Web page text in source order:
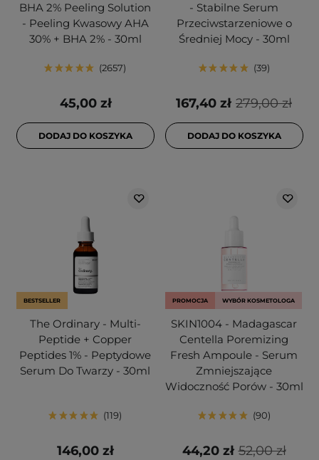
BHA 2% Peeling Solution
- Peeling Kwasowy AHA
30% + BHA 2% - 30ml
2657
45,00 zł
DODAJ DO KOSZYKA
- Stabilne Serum
Przeciwstarzeniowe o
Średniej Mocy - 30ml
39
279,00 zł
167,40 zł
DODAJ DO KOSZYKA
BESTSELLER
The Ordinary - Multi-
Peptide + Copper
Peptides 1% - Peptydowe
Serum Do Twarzy - 30ml
119
146,00 zł
PROMOCJA WYBÓR KOSMETOLOGA
SKIN1004 - Madagascar
Centella Poremizing
Fresh Ampoule - Serum
Zmniejszające
Widoczność Porów - 30ml
90
52,00 zł
44,20 zł